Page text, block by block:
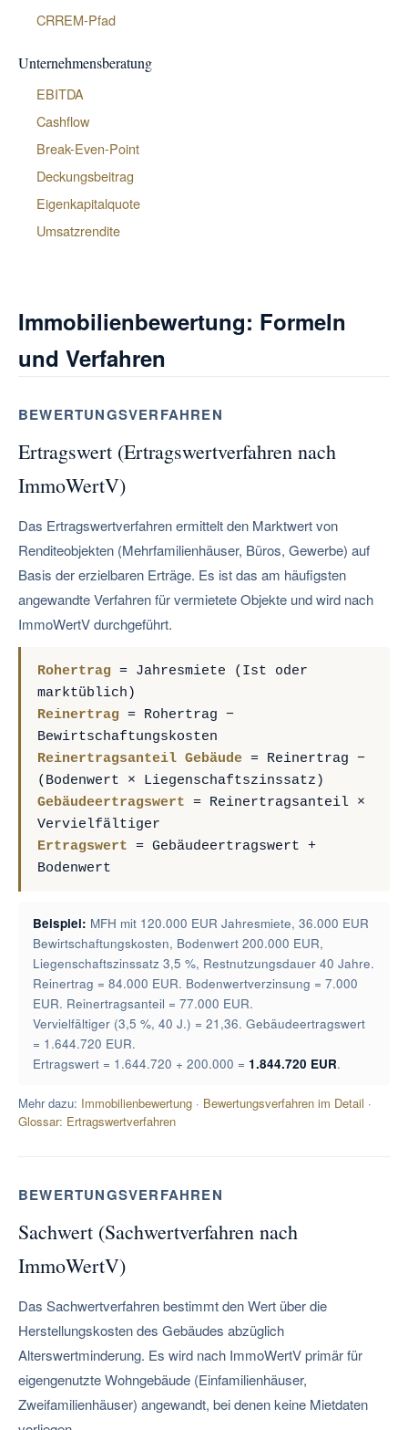
CRREM-Pfad
Unternehmensberatung
EBITDA
Cashflow
Break-Even-Point
Deckungsbeitrag
Eigenkapitalquote
Umsatzrendite
Immobilienbewertung: Formeln
und Verfahren
BEWERTUNGSVERFAHREN
Ertragswert (Ertragswertverfahren nach
ImmoWertV)
Das Ertragswertverfahren ermittelt den Marktwert von
Renditeobjekten (Mehrfamilienhäuser, Büros, Gewerbe) auf
Basis der erzielbaren Erträge. Es ist das am häufigsten
angewandte Verfahren für vermietete Objekte und wird nach
ImmoWertV durchgeführt.
Rohertrag = Jahresmiete (Ist oder
marktüblich)
Reinertrag = Rohertrag −
Bewirtschaftungskosten
Reinertragsanteil Gebäude = Reinertrag −
(Bodenwert × Liegenschaftszinssatz)
Gebäudeertragswert = Reinertragsanteil ×
Vervielfältiger
Ertragswert = Gebäudeertragswert +
Bodenwert
Beispiel: MFH mit 120.000 EUR Jahresmiete, 36.000 EUR
Bewirtschaftungskosten, Bodenwert 200.000 EUR,
Liegenschaftszinssatz 3,5 %, Restnutzungsdauer 40 Jahre.
Reinertrag = 84.000 EUR. Bodenwertverzinsung = 7.000
EUR. Reinertragsanteil = 77.000 EUR.
Vervielfältiger (3,5 %, 40 J.) = 21,36. Gebäudeertragswert
= 1.644.720 EUR.
Ertragswert = 1.644.720 + 200.000 = 1.844.720 EUR.
Mehr dazu: Immobilienbewertung · Bewertungsverfahren im Detail ·
Glossar: Ertragswertverfahren
BEWERTUNGSVERFAHREN
Sachwert (Sachwertverfahren nach
ImmoWertV)
Das Sachwertverfahren bestimmt den Wert über die
Herstellungskosten des Gebäudes abzüglich
Alterswertminderung. Es wird nach ImmoWertV primär für
eigengenutzte Wohngebäude (Einfamilienhäuser,
Zweifamilienhäuser) angewandt, bei denen keine Mietdaten